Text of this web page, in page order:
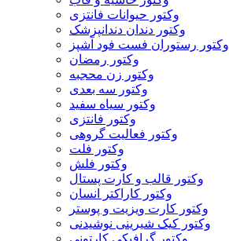
وکتور حیوانات فانتزی
وکتور دندان دندانپزشک
وکتور رستوران فست فود آشپز
وکتور رمضان
وکتور زن محجبه
وکتور سه بعدی
وکتور سیاه سفید
وکتور فانتزی
وکتور فعالیت گروهی
وکتور فلت
وکتور فلش
وکتور قالب و کارت پستال
وکتور کاراکتر انسان
وکتور کارت ویزیت و پوستر
وکتور کیک شیرینی نوشیدنی
وکتور گرافیکی کارتونی